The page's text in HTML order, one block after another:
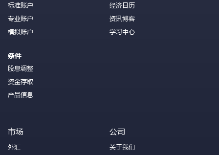
标准账户
专业账户
模拟账户
条件
股息调整
资金存取
产品信息
经济日历
资讯博客
学习中心
市场
外汇
公司
关于我们